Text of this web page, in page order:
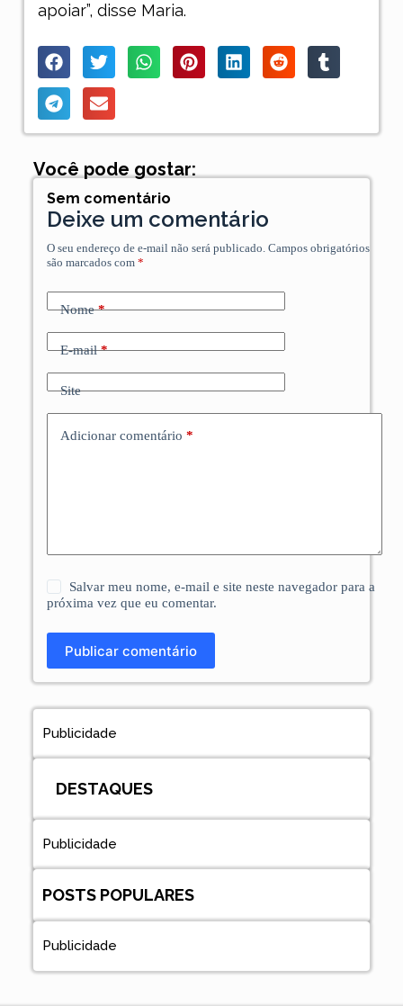
apoiar”, disse Maria.
Você pode gostar:
Sem comentário
Deixe um comentário
O seu endereço de e-mail não será publicado. Campos obrigatórios
são marcados com *
Nome*
E-mail*
Site
Adicionar comentário *
Salvar meu nome, e-mail e site neste navegador para a
próxima vez que eu comentar.
Publicar comentário
Publicidade
DESTAQUES
Publicidade
POSTS POPULARES
Publicidade